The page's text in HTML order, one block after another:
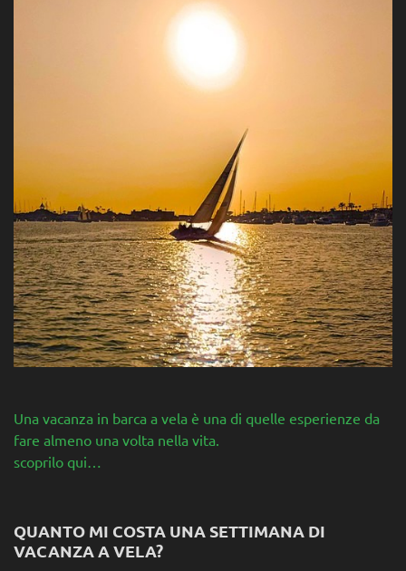
Una vacanza in barca a vela è una di quelle esperienze da
fare almeno una volta nella vita.
scoprilo qui…
QUANTO MI COSTA UNA SETTIMANA DI
VACANZA A VELA?